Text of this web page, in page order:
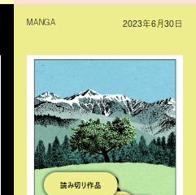
MANGA 2023年6月30日